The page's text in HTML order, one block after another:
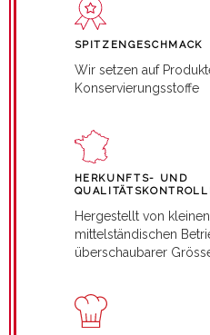
SPITZENGESCHMACK
Wir setzen auf
Konservierungsstoffe
HERKUNFTS- UND
Hergestellt von
mittelständischen
überschaubarer